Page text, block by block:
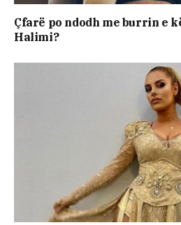
Çfarë po ndodh me burrin e
Halimi?